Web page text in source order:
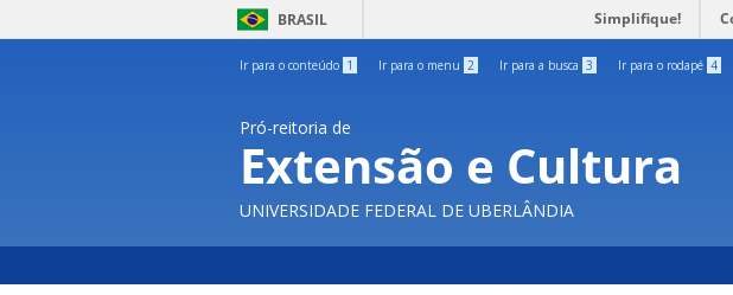
BRASIL Simplifique!
Ir para o conteúdo 1 Ir para o menu 2 Ir para a busca 3 Ir para o rodapé 4
Pró-reitoria de
Extensão e Cultura
UNIVERSIDADE FEDERAL DE UBERLÂNDIA